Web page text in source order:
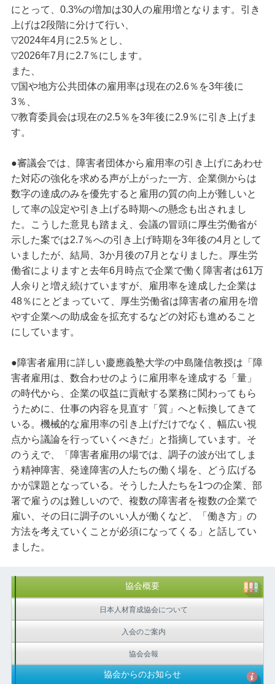
にとって、0.3%の増加は30人の雇用増となります。引き
上げは2段階に分けて行い、
▽2024年4月に2.5％とし、
▽2026年7月に2.7％にします。
また、
▽国や地方公共団体の雇用率は現在の2.6％を3年後に
3％、
▽教育委員会は現在の2.5％を3年後に2.9％に引き上げま
す。
●審議会では、障害者団体から雇用率の引き上げにあわせ
た対応の強化を求める声が上がった一方、企業側からは
数字の達成のみを優先すると雇用の質の向上が難しいと
して率の設定や引き上げる時期への懸念も出されまし
た。こうした意見も踏まえ、会議の冒頭に厚生労働省が
示した案では2.7％への引き上げ時期を3年後の4月として
いましたが、結局、3か月後の7月となりました。厚生労
働省によりますと去年6月時点で企業で働く障害者は61万
人余りと増え続けていますが、雇用率を達成した企業は
48％にとどまっていて、厚生労働省は障害者の雇用を増
やす企業への助成金を拡充するなどの対応も進めること
にしています。
●障害者雇用に詳しい慶應義塾大学の中島隆信教授は「障
害者雇用は、数合わせのように雇用率を達成する「量」
の時代から、企業の収益に貢献する業務に関わってもら
うために、仕事の内容を見直す「質」へと転換してきて
いる。機械的な雇用率の引き上げだけでなく、幅広い視
点から議論を行っていくべきだ」と指摘しています。そ
のうえで、「障害者雇用の場では、調子の波が出てしま
う精神障害、発達障害の人たちの働く場を、どう広げる
かが課題となっている。そうした人たちを1つの企業、部
署で雇うのは難しいので、複数の障害者を複数の企業で
雇い、その日に調子のいい人が働くなど、「働き方」の
方法を考えていくことが必須になってくる」と話してい
ました。
協会概要
日本人材育成協会について
入会のご案内
協会会報
協会からのお知らせ